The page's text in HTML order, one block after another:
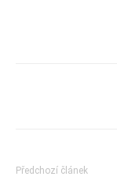
Předchozí článek